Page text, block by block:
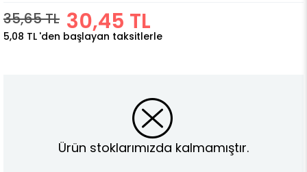
35,65 TL 30,45 TL
5,08 TL 'den başlayan taksitlerle
Ürün stoklarımızda kalmamıştır.